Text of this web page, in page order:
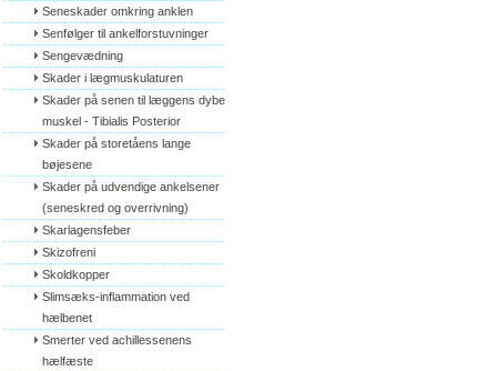
Seneskader omkring anklen
Senfølger til ankelforstuvninger
Sengevædning
Skader i lægmuskulaturen
Skader på senen til læggens dybe
muskel - Tibialis Posterior
Skader på storetåens lange
bøjesene
Skader på udvendige ankelsener
(seneskred og overrivning)
Skarlagensfeber
Skizofreni
Skoldkopper
Slimsæks-inflammation ved
hælbenet
Smerter ved achillessenens
hælfæste